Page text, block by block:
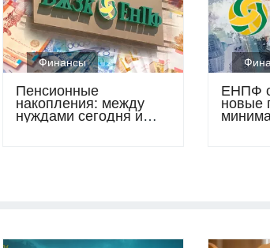
Финансы
Пенсионные
накопления: между
нуждами сегодня и
ЕНПФ
новые